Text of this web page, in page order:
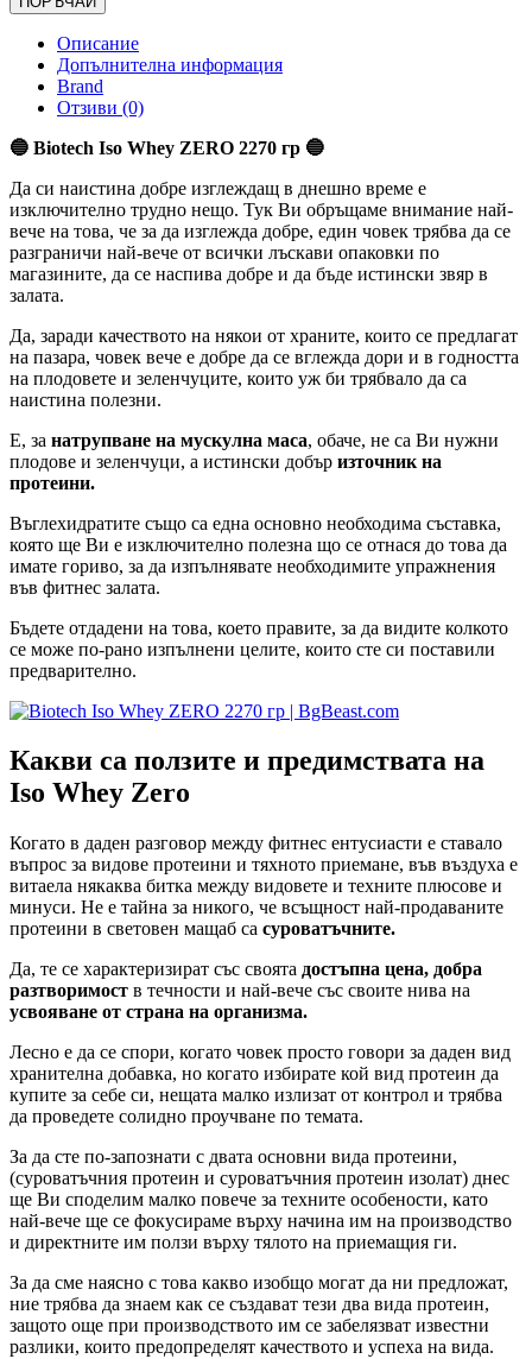
Описание
Допълнителна информация
Brand
Отзиви (0)
🔵 Biotech Iso Whey ZERO 2270 гр 🔵
Да си наистина добре изглеждащ в днешно време е
изключително трудно нещо. Тук Ви обръщаме внимание най-
вече на това, че за да изглежда добре, един човек трябва да се
разграничи най-вече от всички лъскави опаковки по
магазините, да се наспива добре и да бъде истински звяр в
залата.
Да, заради качеството на някои от храните, които се предлагат
на пазара, човек вече е добре да се вглежда дори и в годността
на плодовете и зеленчуците, които уж би трябвало да са
наистина полезни.
Е, за натрупване на мускулна маса, обаче, не са Ви нужни
плодове и зеленчуци, а истински добър източник на
протеини.
Въглехидратите също са една основно необходима съставка,
която ще Ви е изключително полезна що се отнася до това да
имате гориво, за да изпълнявате необходимите упражнения
във фитнес залата.
Бъдете отдадени на това, което правите, за да видите колкото
се може по-рано изпълнени целите, които сте си поставили
предварително.
Какви са ползите и предимствата на
Iso Whey Zero
Когато в даден разговор между фитнес ентусиасти е ставало
въпрос за видове протеини и тяхното приемане, във въздуха е
витаела някаква битка между видовете и техните плюсове и
минуси. Не е тайна за никого, че всъщност най-продаваните
протеини в световен мащаб са суроватъчните.
Да, те се характеризират със своята достъпна цена, добра
разтворимост в течности и най-вече със своите нива на
усвояване от страна на организма.
Лесно е да се спори, когато човек просто говори за даден вид
хранителна добавка, но когато избирате кой вид протеин да
купите за себе си, нещата малко излизат от контрол и трябва
да проведете солидно проучване по темата.
За да сте по-запознати с двата основни вида протеини,
(суроватъчния протеин и суроватъчния протеин изолат) днес
ще Ви споделим малко повече за техните особености, като
най-вече ще се фокусираме върху начина им на производство
и директните им ползи върху тялото на приемащия ги.
За да сме наясно с това какво изобщо могат да ни предложат,
ние трябва да знаем как се създават тези два вида протеин,
защото още при производството им се забелязват известни
разлики, които предопределят качеството и успеха на вида.